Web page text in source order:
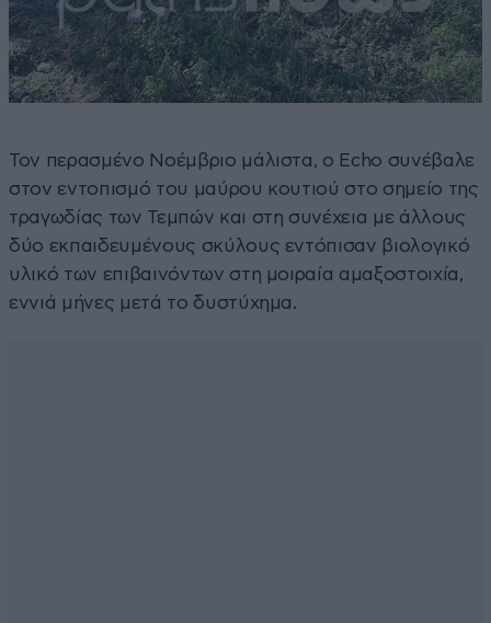
Τον περασμένο Νοέμβριο μάλιστα, ο Echo συνέβαλε
στον εντοπισμό του μαύρου κουτιού στο σημείο της
τραγωδίας των Τεμπών και στη συνέχεια με άλλους
δύο εκπαιδευμένους σκύλους εντόπισαν βιολογικό
υλικό των επιβαινόντων στη μοιραία αμαξοστοιχία,
εννιά μήνες μετά το δυστύχημα.